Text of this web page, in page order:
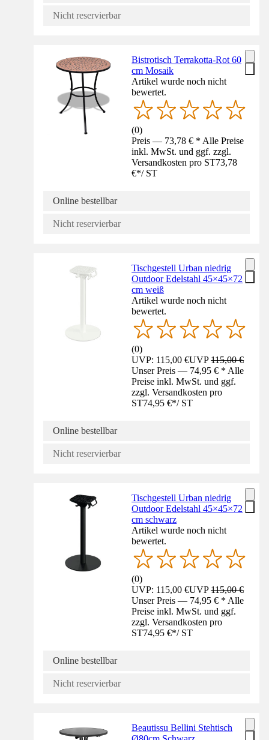
Nicht reservierbar
Bistrotisch Terrakotta-Rot 60
cm Mosaik
Artikel wurde noch nicht
bewertet.
(0)
Preis — 73,78 € * Alle Preise
inkl. MwSt. und ggf. zzgl.
Versandkosten pro ST73,78
€*/ ST
Online bestellbar
Nicht reservierbar
Tischgestell Urban niedrig
Outdoor Edelstahl 45×45×72
cm weiß
Artikel wurde noch nicht
bewertet.
(0)
UVP: 115,00 €UVP115,00 €
Unser Preis — 74,95 € * Alle
Preise inkl. MwSt. und ggf.
zzgl. Versandkosten pro
ST74,95 €*/ ST
Online bestellbar
Nicht reservierbar
Tischgestell Urban niedrig
Outdoor Edelstahl 45×45×72
cm schwarz
Artikel wurde noch nicht
bewertet.
(0)
UVP: 115,00 €UVP115,00 €
Unser Preis — 74,95 € * Alle
Preise inkl. MwSt. und ggf.
zzgl. Versandkosten pro
ST74,95 €*/ ST
Online bestellbar
Nicht reservierbar
Beautissu Bellini Stehtisch